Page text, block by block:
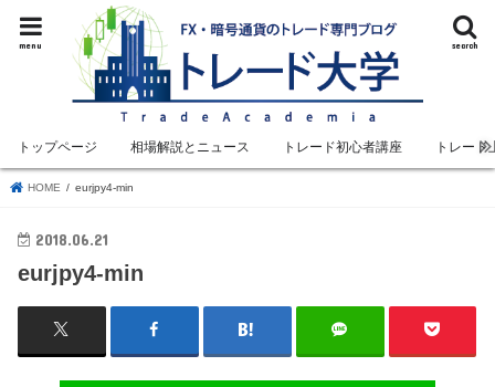
search
menu
トップページ 相場解説とニュース トレード初心者講座 トレード
HOME eurjpy4-min
2018.06.21
eurjpy4-min